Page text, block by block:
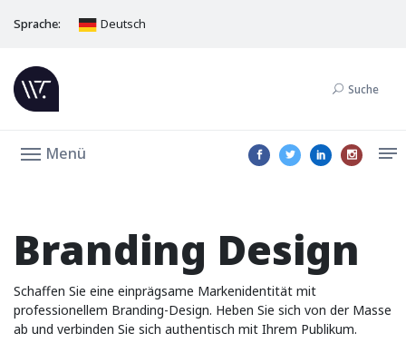
Sprache: Deutsch
Suche
Menü
Branding Design
Schaffen Sie eine einprägsame Markenidentität mit
professionellem Branding-Design. Heben Sie sich von der Masse
ab und verbinden Sie sich authentisch mit Ihrem Publikum.